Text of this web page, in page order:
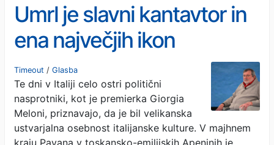
Umrl je slavni kantavtor in
ena največjih ikon
italijanske levice (VIDEO)
Timeout / Glasba
Te dni v Italiji celo ostri politični
nasprotniki, kot je premierka Giorgia
Meloni, priznavajo, da je bil velikanska
ustvarjalna osebnost italijanske kulture. V majhnem
kraju Pavana v toskansko-emilijskih Apeninih je